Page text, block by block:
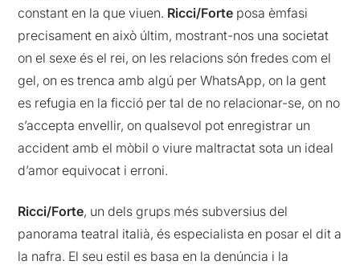
constant en la que viuen. Ricci/Forte posa èmfasi
precisament en això últim, mostrant-nos una societat
on el sexe és el rei, on les relacions són fredes com el
gel, on es trenca amb algú per WhatsApp, on la gent
es refugia en la ficció per tal de no relacionar-se, on no
s’accepta envellir, on qualsevol pot enregistrar un
accident amb el mòbil o viure maltractat sota un ideal
d’amor equivocat i erroni.
Ricci/Forte, un dels grups més subversius del
panorama teatral italià, és especialista en posar el dit a
la nafra. El seu estil es basa en la denúncia i la